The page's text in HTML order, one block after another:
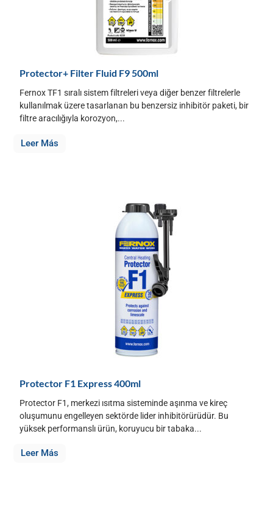
Protector+ Filter Fluid F9 500ml
Fernox TF1 sıralı sistem filtreleri veya diğer benzer filtrelerle
kullanılmak üzere tasarlanan bu benzersiz inhibitör paketi, bir
filtre aracılığıyla korozyon,...
Leer Más
Protector F1 Express 400ml
Protector F1, merkezi ısıtma sisteminde aşınma ve kireç
oluşumunu engelleyen sektörde lider inhibitörürüdür. Bu
yüksek performanslı ürün, koruyucu bir tabaka...
Leer Más